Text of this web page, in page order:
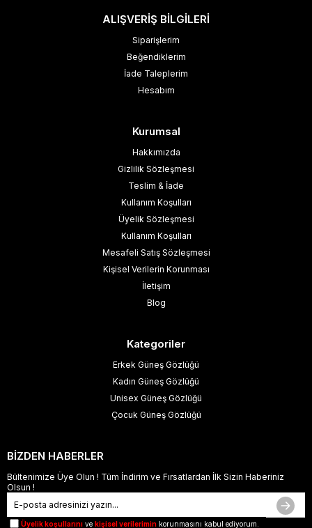
ALIŞVERİŞ BİLGİLERİ
Siparişlerim
Beğendiklerim
İade Taleplerim
Hesabım
Kurumsal
Hakkımızda
Gizlilik Sözleşmesi
Teslim & İade
Kullanım Koşulları
Üyelik Sözleşmesi
Kullanım Koşulları
Mesafeli Satış Sözleşmesi
Kişisel Verilerin Korunması
İletişim
Blog
Kategoriler
Erkek Güneş Gözlüğü
Kadın Güneş Gözlüğü
Unisex Güneş Gözlüğü
Çocuk Güneş Gözlüğü
BİZDEN HABERLER
Bültenimize Üye Olun ! Tüm İndirim ve Fırsatlardan İlk Sizin Haberiniz
Olsun !
Üyelik koşullarını ve kişisel verilerimin korunmasını kabul ediyorum.